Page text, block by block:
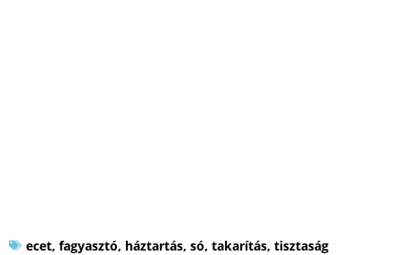
ecet, fagyasztó, háztartás, só, takarítás, tisztaság